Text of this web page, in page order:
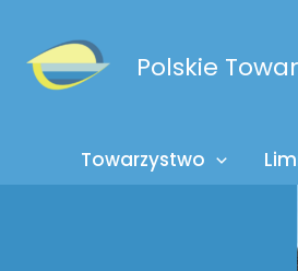
treści
Polskie
Towarzystwo